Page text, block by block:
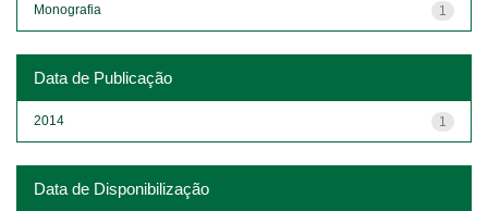
1
Monografia
Data de Publicação
1
2014
Data de Disponibilização